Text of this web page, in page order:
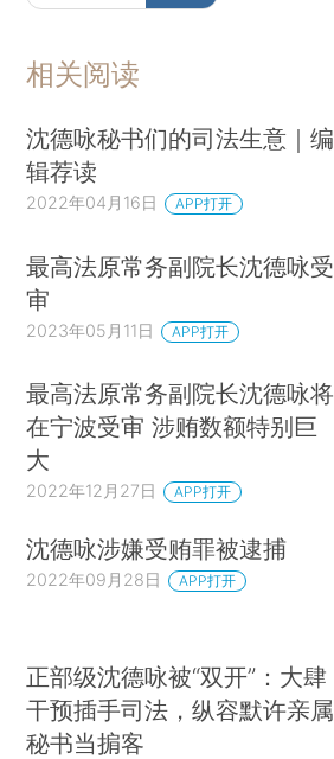
相关阅读
沈德咏秘书们的司法生意｜编
辑荐读
2022年04月16日 APP打开
最高法原常务副院长沈德咏受
审
2023年05月11日 APP打开
最高法原常务副院长沈德咏将
在宁波受审 涉贿数额特别巨
大
2022年12月27日 APP打开
沈德咏涉嫌受贿罪被逮捕
2022年09月28日 APP打开
正部级沈德咏被“双开”：大肆
干预插手司法，纵容默许亲属
秘书当掮客